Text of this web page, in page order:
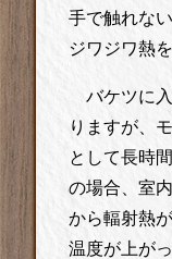
手で触れな
ジワジワ熱
バケツに
りますが、
として長時
の場合、室
から輻射熱
温度が上が